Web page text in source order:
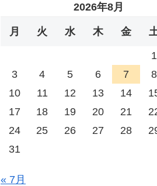
2026年8月
月 火 水 木 金
1
3
4 5 6 7 8
10
11 12 13 14
17
18 19 20 21
24
25 26 27 28
31
« 7月